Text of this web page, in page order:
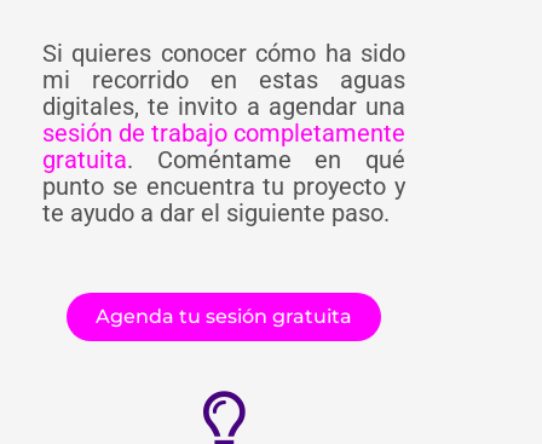
Si quieres conocer cómo ha sido
mi recorrido en estas aguas
digitales, te invito a agendar una
sesión de trabajo completamente
gratuita. Coméntame en qué
punto se encuentra tu proyecto y
te ayudo a dar el siguiente paso.
Agenda tu sesión gratuita